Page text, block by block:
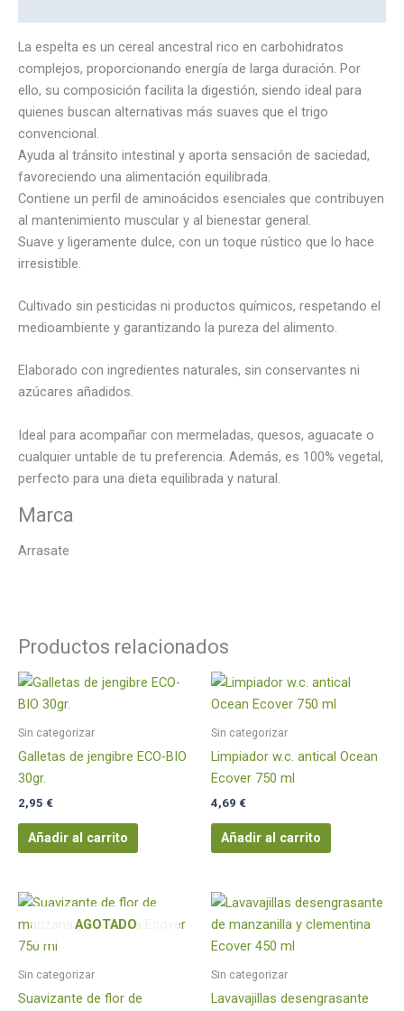
La espelta es un cereal ancestral rico en carbohidratos
complejos, proporcionando energía de larga duración. Por
ello, su composición facilita la digestión, siendo ideal para
quienes buscan alternativas más suaves que el trigo
convencional.
Ayuda al tránsito intestinal y aporta sensación de saciedad,
favoreciendo una alimentación equilibrada.
Contiene un perfil de aminoácidos esenciales que contribuyen
al mantenimiento muscular y al bienestar general.
Suave y ligeramente dulce, con un toque rústico que lo hace
irresistible.
Cultivado sin pesticidas ni productos químicos, respetando el
medioambiente y garantizando la pureza del alimento.
Elaborado con ingredientes naturales, sin conservantes ni
azúcares añadidos.
Ideal para acompañar con mermeladas, quesos, aguacate o
cualquier untable de tu preferencia. Además, es 100% vegetal,
perfecto para una dieta equilibrada y natural.
Marca
Arrasate
Productos relacionados
Sin categorizar
Galletas de jengibre ECO-BIO
30gr.
2,95 €
Añadir al carrito
Sin categorizar
Limpiador w.c. antical Ocean
Ecover 750 ml
4,69 €
Añadir al carrito
AGOTADO
Sin categorizar
Suavizante de flor de
Sin categorizar
Lavavajillas desengrasante